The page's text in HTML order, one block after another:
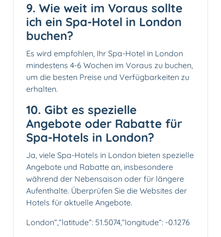
9. Wie weit im Voraus sollte
ich ein Spa-Hotel in London
buchen?
Es wird empfohlen, Ihr Spa-Hotel in London
mindestens 4-6 Wochen im Voraus zu buchen,
um die besten Preise und Verfügbarkeiten zu
erhalten.
10. Gibt es spezielle
Angebote oder Rabatte für
Spa-Hotels in London?
Ja, viele Spa-Hotels in London bieten spezielle
Angebote und Rabatte an, insbesondere
während der Nebensaison oder für längere
Aufenthalte. Überprüfen Sie die Websites der
Hotels für aktuelle Angebote.
London“,“latitude“: 51.5074,“longitude“: -0.1276